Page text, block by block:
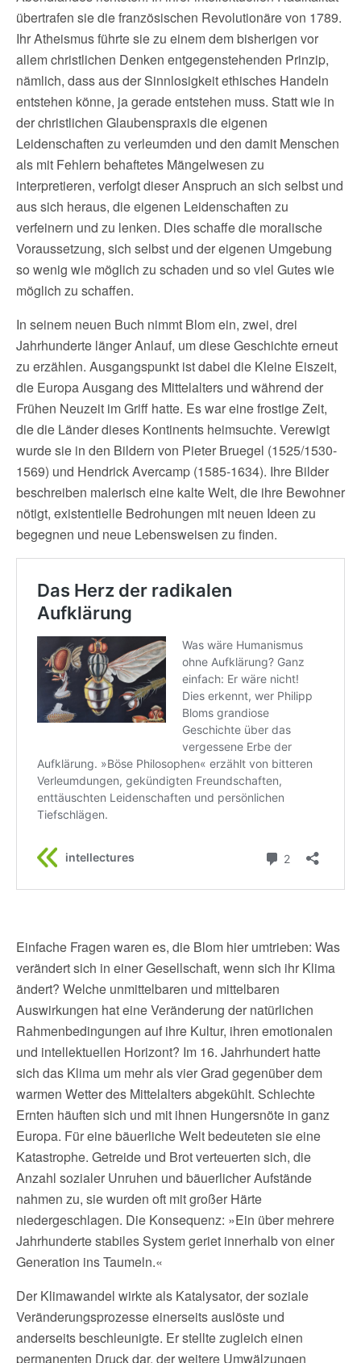
übertrafen sie die französischen Revolutionäre von 1789.
Ihr Atheismus führte sie zu einem dem bisherigen vor
allem christlichen Denken entgegenstehenden Prinzip,
nämlich, dass aus der Sinnlosigkeit ethisches Handeln
entstehen könne, ja gerade entstehen muss. Statt wie in
der christlichen Glaubenspraxis die eigenen
Leidenschaften zu verleumden und den damit Menschen
als mit Fehlern behaftetes Mängelwesen zu
interpretieren, verfolgt dieser Anspruch an sich selbst und
aus sich heraus, die eigenen Leidenschaften zu
verfeinern und zu lenken. Dies schaffe die moralische
Voraussetzung, sich selbst und der eigenen Umgebung
so wenig wie möglich zu schaden und so viel Gutes wie
möglich zu schaffen.
In seinem neuen Buch nimmt Blom ein, zwei, drei
Jahrhunderte länger Anlauf, um diese Geschichte erneut
zu erzählen. Ausgangspunkt ist dabei die Kleine Eiszeit,
die Europa Ausgang des Mittelalters und während der
Frühen Neuzeit im Griff hatte. Es war eine frostige Zeit,
die die Länder dieses Kontinents heimsuchte. Verewigt
wurde sie in den Bildern von Pieter Bruegel (1525/1530-
1569) und Hendrick Avercamp (1585-1634). Ihre Bilder
beschreiben malerisch eine kalte Welt, die ihre Bewohner
nötigt, existentielle Bedrohungen mit neuen Ideen zu
begegnen und neue Lebensweisen zu finden.
Einfache Fragen waren es, die Blom hier umtrieben: Was
verändert sich in einer Gesellschaft, wenn sich ihr Klima
ändert? Welche unmittelbaren und mittelbaren
Auswirkungen hat eine Veränderung der natürlichen
Rahmenbedingungen auf ihre Kultur, ihren emotionalen
und intellektuellen Horizont? Im 16. Jahrhundert hatte
sich das Klima um mehr als vier Grad gegenüber dem
warmen Wetter des Mittelalters abgekühlt. Schlechte
Ernten häuften sich und mit ihnen Hungersnöte in ganz
Europa. Für eine bäuerliche Welt bedeuteten sie eine
Katastrophe. Getreide und Brot verteuerten sich, die
Anzahl sozialer Unruhen und bäuerlicher Aufstände
nahmen zu, sie wurden oft mit großer Härte
niedergeschlagen. Die Konsequenz: »Ein über mehrere
Jahrhunderte stabiles System geriet innerhalb von einer
Generation ins Taumeln.«
Der Klimawandel wirkte als Katalysator, der soziale
Veränderungsprozesse einerseits auslöste und
anderseits beschleunigte. Er stellte zugleich einen
permanenten Druck dar, der weitere Umwälzungen